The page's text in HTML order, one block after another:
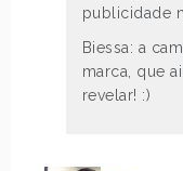
publicidade
Biessa: a
marca, que
revelar! :)